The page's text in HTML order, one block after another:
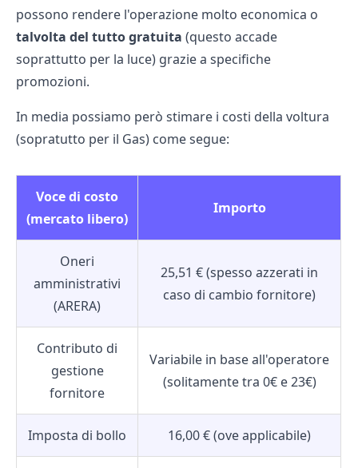
possono rendere l'operazione molto economica o
talvolta del tutto gratuita (questo accade
soprattutto per la luce) grazie a specifiche
promozioni.
In media possiamo però stimare i costi della voltura
(sopratutto per il Gas) come segue:
Voce di costo
(mercato libero)
Importo
Oneri
amministrativi
(ARERA)
25,51 € (spesso azzerati in
caso di cambio fornitore)
Contributo di
gestione
fornitore
Variabile in base all'operatore
(solitamente tra 0€ e 23€)
Imposta di bollo 16,00 € (ove applicabile)